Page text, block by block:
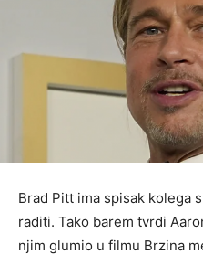
Brad Pitt ima spisak kolega
raditi. Tako barem tvrdi
njim glumio u filmu Brzina